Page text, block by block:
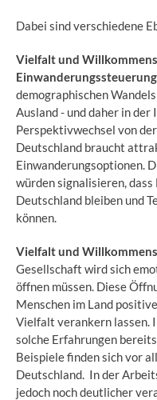
Dabei sind verschiedene
Vielfalt und
Einwanderungssteuerung
demographischen
Ausland - und daher in
Perspektivwechsel von
Deutschland braucht
Einwanderungsoptionen.
würden signalisieren,
Deutschland bleiben und
können.
Vielfalt und
Gesellschaft wird sich
öffnen müssen. Diese
Menschen im Land
Vielfalt verankern lassen.
solche Erfahrungen
Beispiele finden sich vor
Deutschland. In der
jedoch noch deutlicher